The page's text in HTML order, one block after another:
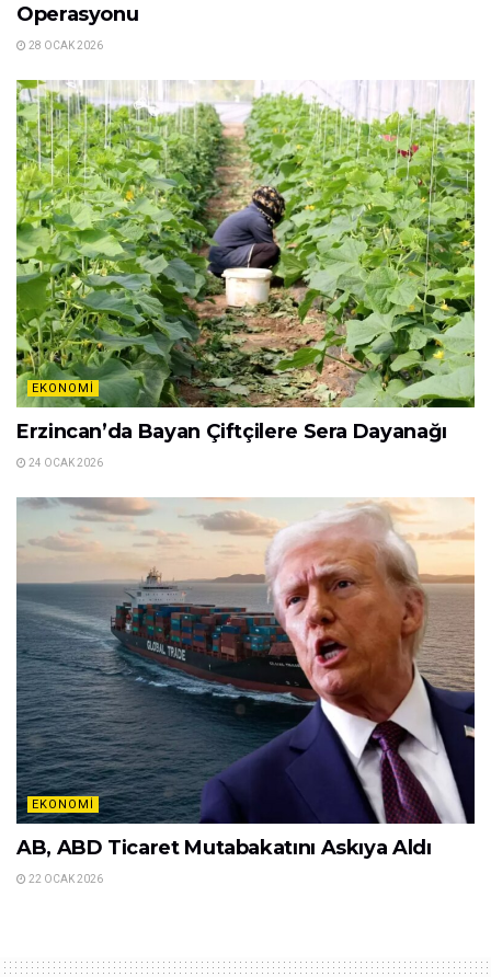
Operasyonu
28 OCAK 2026
EKONOMI
Erzincan’da Bayan Çiftçilere Sera Dayanağı
24 OCAK 2026
EKONOMI
AB, ABD Ticaret Mutabakatını Askıya Aldı
22 OCAK 2026